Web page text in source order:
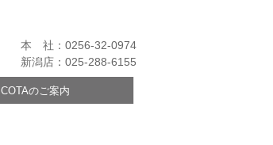
本 社：0256-32-0974
新潟店：025-288-6155
COTAのご案内